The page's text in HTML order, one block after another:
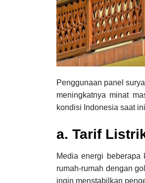
Penggunaan panel
meningkatnya minat
kondisi Indonesia saat
a. Tarif
Media energi beberapa
rumah-rumah dengan
ingin menstabilkan